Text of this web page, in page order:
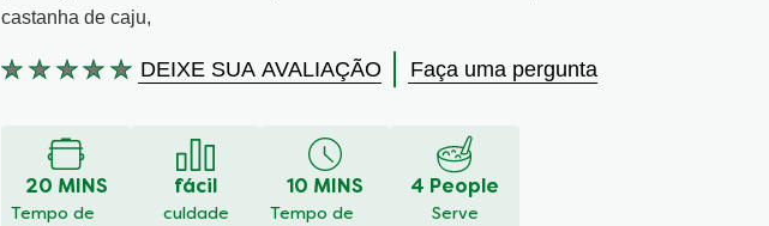
castanha de caju,
Nenhuma
este
recipe
DEIXE SUA AVALIAÇÃO Faça uma pergunta
20 MINS
Tempo de
fácil
culdade
10 MINS
Tempo de
4 People
Serve